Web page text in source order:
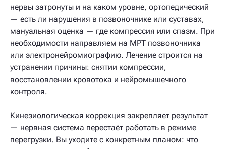
нервы затронуты и на каком уровне, ортопедический
— есть ли нарушения в позвоночнике или суставах,
мануальная оценка — где компрессия или спазм. При
необходимости направляем на МРТ позвоночника
или электронейромиографию. Лечение строится на
устранении причины: снятии компрессии,
восстановлении кровотока и нейромышечного
контроля.
Кинезиологическая коррекция закрепляет результат
— нервная система перестаёт работать в режиме
перегрузки. Вы уходите с конкретным планом: что